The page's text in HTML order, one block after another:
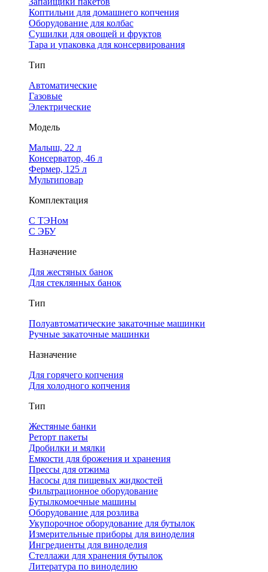
Коптильни для домашнего копчения
Оборудование для колбас
Сушилки для овощей и фруктов
Тара и упаковка для консервирования
Тип
Автоматические
Газовые
Электрические
Модель
Малыш, 22 л
Консерватор, 46 л
Фермер, 125 л
Мультиповар
Комплектация
С ТЭНом
С ЭБУ
Назначение
Для жестяных банок
Для стеклянных банок
Тип
Полуавтоматические закаточные машинки
Ручные закаточные машинки
Назначение
Для горячего копчения
Для холодного копчения
Тип
Жестяные банки
Реторт пакеты
Дробилки и мялки
Емкости для брожения и хранения
Прессы для отжима
Насосы для пищевых жидкостей
Фильтрационное оборудование
Бутылкомоечные машины
Оборудование для розлива
Укупорочное оборудование для бутылок
Измерительные приборы для виноделия
Ингредиенты для виноделия
Стеллажи для хранения бутылок
Литература по виноделию